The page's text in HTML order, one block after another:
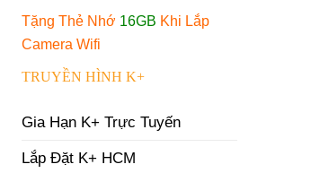
Tặng Thẻ Nhớ 16GB Khi Lắp
Camera Wifi
TRUYỀN HÌNH K+
Gia Hạn K+ Trực Tuyến
Lắp Đặt K+ HCM